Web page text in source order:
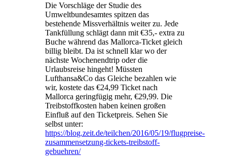
Die Vorschläge der Studie des
Umweltbundesamtes spitzen das
bestehende Missverhältnis weiter zu. Jede
Tankfüllung schlägt dann mit €35,- extra zu
Buche während das Mallorca-Ticket gleich
billig bleibt. Da ist schnell klar wo der
nächste Wochenendtrip oder die
Urlaubsreise hingeht! Müssten
Lufthansa&Co das Gleiche bezahlen wie
wir, kostete das €24,99 Ticket nach
Mallorca geringfügig mehr, €29,99. Die
Treibstoffkosten haben keinen großen
Einfluß auf den Ticketpreis. Sehen Sie
selbst unter:
https://blog.zeit.de/teilchen/2016/05/19/flugpreise-
zusammensetzung-tickets-treibstoff-
gebuehren/